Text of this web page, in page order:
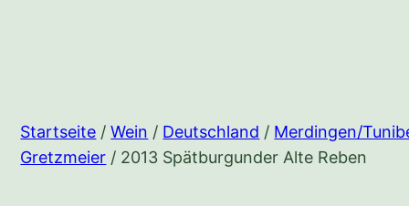
Startseite /Wein / Deutschland / Merdingen/
Gretzmeier / 2013 Spätburgunder Alte Reben